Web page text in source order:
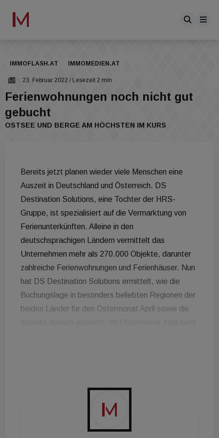
IMMOFLASH.AT IMMOMEDIEN.AT
23. Februar 2022 / Lesezeit 2 min
Ferienwohnungen noch nicht gut
gebucht
OSTSEE UND BERGE AM HÖCHSTEN IM KURS
Bereits jetzt planen wieder viele Menschen eine
Auszeit in Deutschland und Österreich. DS
Destination Solutions, eine Tochter der HRS-
Gruppe, ist spezialisiert auf die Vermarktung von
Ferienunterkünften. Alleine in den
deutschsprachigen Ländern vermittelt das
Unternehmen mehr als 270.000 Objekte, darunter
zahlreiche Ferienwohnungen und Ferienhäuser. Nun
hat DS Destination Solutions ermittelt, wie die
Buchungslage in besonders beliebten Regionen der
beiden Länder für den Ostermonat April sowie die
weniger. Im Juni haben Urlauber noch die Auswahl
aus 67 Prozent der Angebote - im Juli sind es noch
64 Prozent. Traditionell, so das Unternehmen,
nehme die Kapazität in den Buchungsmonaten